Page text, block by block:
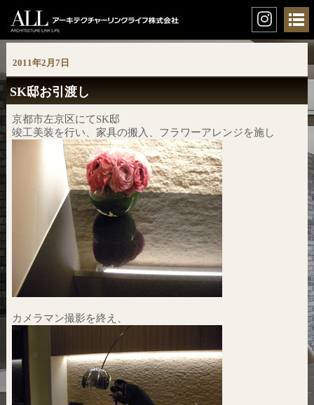
2011年2月7日
SK邸お引渡し
京都市左京区にてSK邸
竣工美装を行い、家具の搬入、フラワーアレンジを施し
カメラマン撮影を終え、